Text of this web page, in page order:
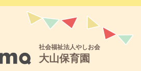
社会福祉法人やしお会
大山保育園